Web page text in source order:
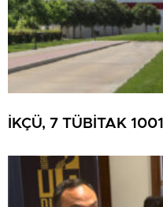
İKÇÜ, 7 TÜBİTAK